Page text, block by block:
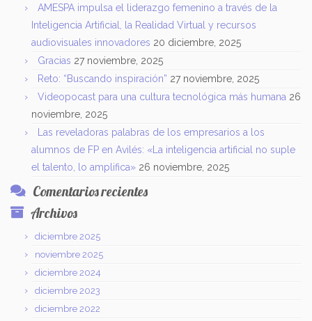
AMESPA impulsa el liderazgo femenino a través de la
Inteligencia Artificial, la Realidad Virtual y recursos
audiovisuales innovadores 20 diciembre, 2025
Gracias 27 noviembre, 2025
Reto: “Buscando inspiración” 27 noviembre, 2025
Videopocast para una cultura tecnológica más humana 26
noviembre, 2025
Las reveladoras palabras de los empresarios a los
alumnos de FP en Avilés: «La inteligencia artificial no suple
el talento, lo amplifica» 26 noviembre, 2025
Comentarios recientes
Archivos
diciembre 2025
noviembre 2025
diciembre 2024
diciembre 2023
diciembre 2022